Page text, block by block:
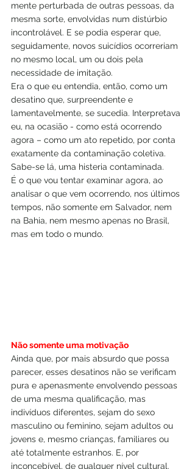
mente perturbada de outras pessoas, da
mesma sorte, envolvidas num distúrbio
incontrolável. E se podia esperar que,
seguidamente, novos suicídios ocorreriam
no mesmo local, um ou dois pela
necessidade de imitação.
Era o que eu entendia, então, como um
desatino que, surpreendente e
lamentavelmente, se sucedia. Interpretava
eu, na ocasião - como está ocorrendo
agora – como um ato repetido, por conta
exatamente da contaminação coletiva.
Sabe-se lá, uma histeria contaminada.
É o que vou tentar examinar agora, ao
analisar o que vem ocorrendo, nos últimos
tempos, não somente em Salvador, nem
na Bahia, nem mesmo apenas no Brasil,
mas em todo o mundo.
Não somente uma motivação
Ainda que, por mais absurdo que possa
parecer, esses desatinos não se verificam
pura e apenasmente envolvendo pessoas
de uma mesma qualificação, mas
indivíduos diferentes, sejam do sexo
masculino ou feminino, sejam adultos ou
jovens e, mesmo crianças, familiares ou
até totalmente estranhos. E, por
inconcebível, de qualquer nível cultural.